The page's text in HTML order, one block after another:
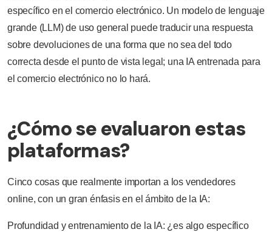
específico en el comercio electrónico. Un modelo de lenguaje
grande (LLM) de uso general puede traducir una respuesta
sobre devoluciones de una forma que no sea del todo
correcta desde el punto de vista legal; una IA entrenada para
el comercio electrónico no lo hará.
¿Cómo se evaluaron estas
plataformas?
Cinco cosas que realmente importan a los vendedores
online, con un gran énfasis en el ámbito de la IA:
Profundidad y entrenamiento de la IA: ¿es algo específico